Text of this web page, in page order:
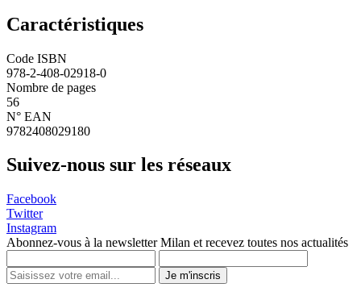
Caractéristiques
Code ISBN
978-2-408-02918-0
Nombre de pages
56
N° EAN
9782408029180
Suivez-nous sur les réseaux
Facebook
Twitter
Instagram
Abonnez-vous à la newsletter Milan et recevez toutes nos actualités
Je m'inscris